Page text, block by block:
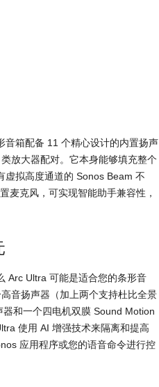
箱配备 11 个精心设计的内置扬声
放大器配对。它本身能够填充整个
虚拟高度通道的 Sonos Beam 不
麦克风，可实现智能助手兼容性，
Arc Ultra 可能是适合您的条形音
音扬声器（加上两个支持杜比全景
和一个四电机双膜 Sound Motion
使用 AI 增强技术来隔离和提高
应用程序或您的语音命令进行控